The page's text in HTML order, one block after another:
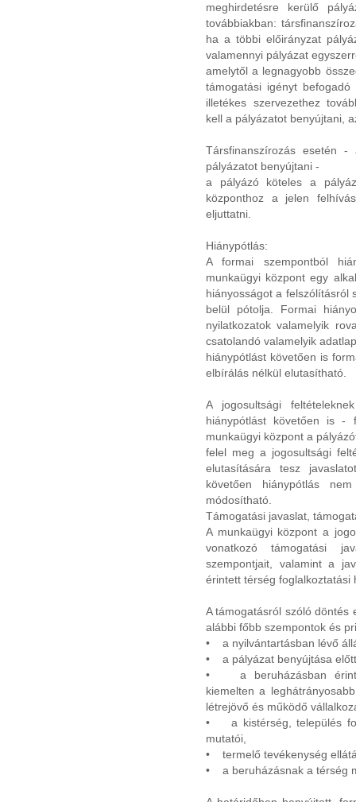
meghirdetésre kerülő
továbbiakban:
ha a többi előirányzat
valamennyi pályázat
amelytől a legnagyobb
támogatási igényt
illetékes szervezethez
kell a pályázatot benyújtani,
Társfinanszírozás esetén -
pályázatot benyújtani -
a pályázó köteles a
központhoz a jelen
eljuttatni.
Hiánypótlás:
A formai szempontból
munkaügyi központ egy
hiányosságot a felszólításról
belül pótolja. Formai
nyilatkozatok valamelyik
csatolandó valamelyik
hiánypótlást követően is
elbírálás nélkül elutasítható.
A jogosultsági
hiánypótlást követően is -
munkaügyi központ a
felel meg a jogosultsági
elutasítására tesz
követően hiánypótlás
módosítható.
Támogatási javaslat,
A munkaügyi központ a
vonatkozó támogatási
szempontjait, valamint a
érintett térség foglalkoztatási
A támogatásról szóló döntés
alábbi főbb szempontok és
• a nyilvántartásban lévő
• a pályázat benyújtása
• a beruházásban
kiemelten a
létrejövő és működő
• a kistérség, település
mutatói,
• termelő tevékenység
• a beruházásnak a térség